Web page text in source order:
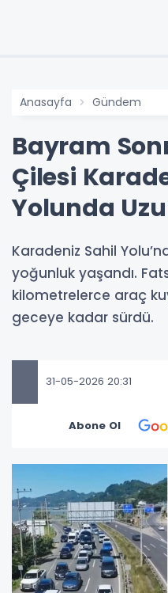
Anasayfa Gündem
Bayram
Çilesi
Yolunda
Karadeniz Sahil
yoğunluk yaşandı.
kilometrelerce araç
geceye kadar sürdü.
31-05-2026 20:31
Abone Ol